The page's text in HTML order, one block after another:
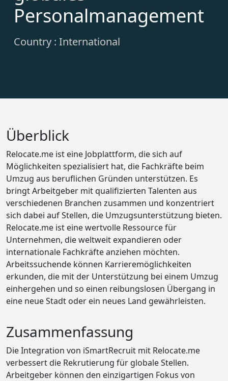
Personalmanagement
Country : International
Überblick
Relocate.me ist eine Jobplattform, die sich auf
Möglichkeiten spezialisiert hat, die Fachkräfte beim
Umzug aus beruflichen Gründen unterstützen. Es
bringt Arbeitgeber mit qualifizierten Talenten aus
verschiedenen Branchen zusammen und konzentriert
sich dabei auf Stellen, die Umzugsunterstützung bieten.
Relocate.me ist eine wertvolle Ressource für
Unternehmen, die weltweit expandieren oder
internationale Fachkräfte anziehen möchten.
Arbeitssuchende können Karrieremöglichkeiten
erkunden, die mit der Unterstützung bei einem Umzug
einhergehen und so einen reibungslosen Übergang in
eine neue Stadt oder ein neues Land gewährleisten.
Zusammenfassung
Die Integration von iSmartRecruit mit Relocate.me
verbessert die Rekrutierung für globale Stellen.
Arbeitgeber können den einzigartigen Fokus von